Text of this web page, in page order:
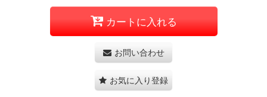
カートに入れる
お問い合わせ
お気に入り登録